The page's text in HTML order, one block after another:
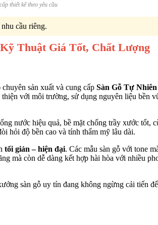
thiết kế theo yêu cầu
cầu riêng.
Thuật Giá Tốt, Chất Lượng
sản xuất và cung cấp Sàn Gỗ Tự Nhiên
với môi trường, sử dụng nguyên liệu bền
nước hiệu quả, bề mặt chống trầy xước
hỏi độ bền cao và tính thẩm mỹ lâu dài.
tối giản – hiện đại. Các mẫu sàn gỗ với tone
mà còn dễ dàng kết hợp hài hòa với nhiều
sàn gỗ uy tín đang không ngừng cải tiến